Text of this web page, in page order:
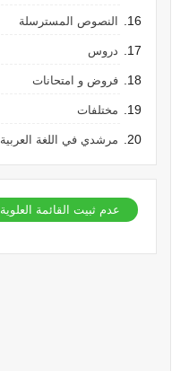
النصوص المسترسلة
دروس
فروض و امتحانات
مختلفات
مرشدي في اللغة العربية
عدم ثبيت القائمة العلوية